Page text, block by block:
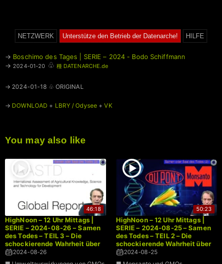
NETZWERK Unterstütze den Betrieb der Datenarche! HILFE
→ Boschimo des Tages | SERIE – 2024 - Bodo Schiffmann
→ 2024-01-20 ♧ 種 DATENARCHE.de
→ 2024-01-18 ♧ ORIGINAL
→ DOWNLOAD + LBRY / Odysee +VK
You may also like
46:18
HighNoon – 12 Uhr Mittags |
SERIE – 2024-08-26 – Samen
des Todes – TEIL 3 – Die
schockierende Wahrheit über
genetisch modifizierte
2024-08-26
50:23
HighNoon – 12 Uhr Mittags |
SERIE – 2024-08-25 – Samen
des Todes – TEIL 2 – Die
schockierende Wahrheit über
genetisch modifizierte
2024-08-25